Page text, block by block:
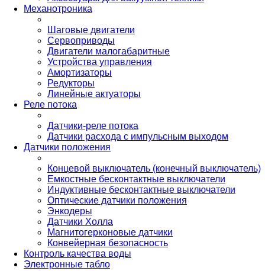
Механотроника
Шаговые двигатели
Сервоприводы
Двигатели малогабаритные
Устройства управления
Амортизаторы
Редукторы
Линейные актуаторы
Реле потока
Датчики-реле потока
Датчики расхода с импульсным выходом
Датчики положения
Концевой выключатель (конечный выключатель)
Емкостные бесконтактные выключатели
Индуктивные бесконтактные выключатели
Оптические датчики положения
Энкодеры
Датчики Холла
Магнитогерконовые датчики
Конвейерная безопасность
Контроль качества воды
Электронные табло